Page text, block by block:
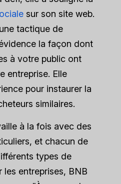
sur son site web.
tactique de
la façon dont
à votre public ont
entreprise. Elle
pour instaurer la
similaires.
à la fois avec des
et chacun de
types de
les entreprises, BNB